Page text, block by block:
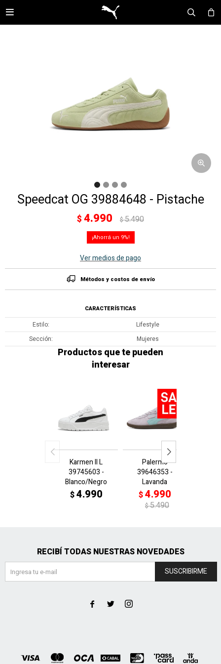

Speedcat OG 39884648 - Pistache
$ 4.990 $5.490
9
Ver medios de pago
Métodos y costos de envío
CARACTERÍSTICAS
Estilo
Lifestyle
Sección
Mujeres
Productos que te pueden
interesar
Karmen II L
39745603 -
Blanco/Negro
$4.990
Palermo
39646353 -
Lavanda
$4.990
$5.490
RECIBÍ TODAS NUESTRAS NOVEDADES
SUSCRIBIRME
  